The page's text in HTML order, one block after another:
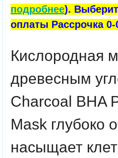
подробнее).
оплаты Рассрочка 0-
Кислородная
древесным
Charcoal BHA
Mask глубоко
насыщает